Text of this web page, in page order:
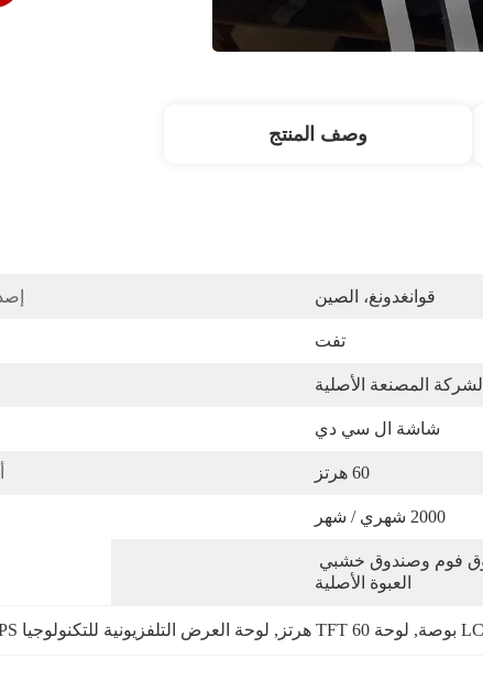
وصف المنتج
قوانغدونغ، الصين
تفت
الشركة المصنعة الأصلية
شاشة ال سي دي
60 هرتز
2000 شهري / شهر
العبوة الأصلية
, لوحة TFT 60 هرتز , لوحة العرض التلفزيونية للتكنولوجيا IPS